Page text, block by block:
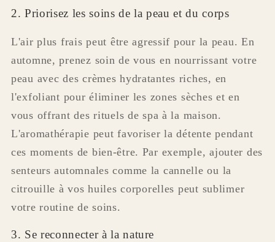
2. Priorisez les soins de la peau et du corps
L'air plus frais peut être agressif pour la peau. En
automne, prenez soin de vous en nourrissant votre
peau avec des crèmes hydratantes riches, en
l'exfoliant pour éliminer les zones sèches et en
vous offrant des rituels de spa à la maison.
L'aromathérapie peut favoriser la détente pendant
ces moments de bien-être. Par exemple, ajouter des
senteurs automnales comme la cannelle ou la
citrouille à vos huiles corporelles peut sublimer
votre routine de soins.
3. Se reconnecter à la nature